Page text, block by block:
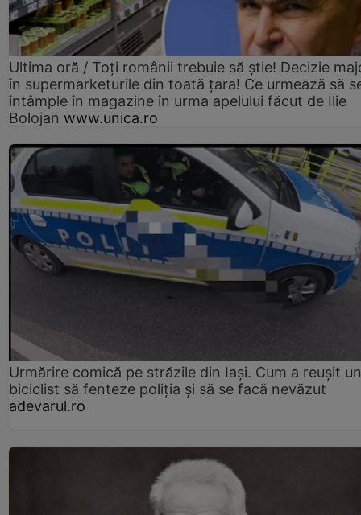
Ultima oră / Toți românii trebuie să știe! Decizie
în supermarketurile din toată țara! Ce urmează să
întâmple în magazine în urma apelului făcut de Ilie
Bolojan www.unica.ro
Urmărire comică pe străzile din Iași. Cum a reușit un
biciclist să fenteze poliția și să se facă nevăzut
adevarul.ro